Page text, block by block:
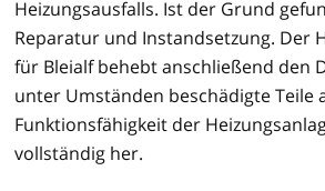
Heizungsausfalls. Ist der Grund
Reparatur und Instandsetzung. Der
für Bleialf behebt anschließend den
unter Umständen beschädigte Teile
Funktionsfähigkeit der
vollständig her.